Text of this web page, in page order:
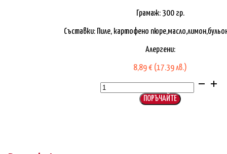
Грамаж: 300 гр.
Съставки: Пиле, картофено
Алергени:
8,89€ (17.39 лв.)
за
Лимоново
ПОРЪЧАЙТЕ